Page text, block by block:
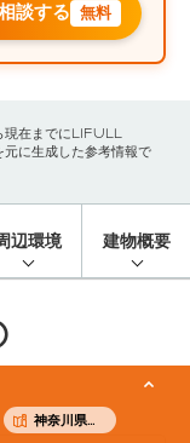
神奈川県横浜市旭区
談する 無料
現在までにLIFULL
に生成した参考情報で
辺環境 建物概要